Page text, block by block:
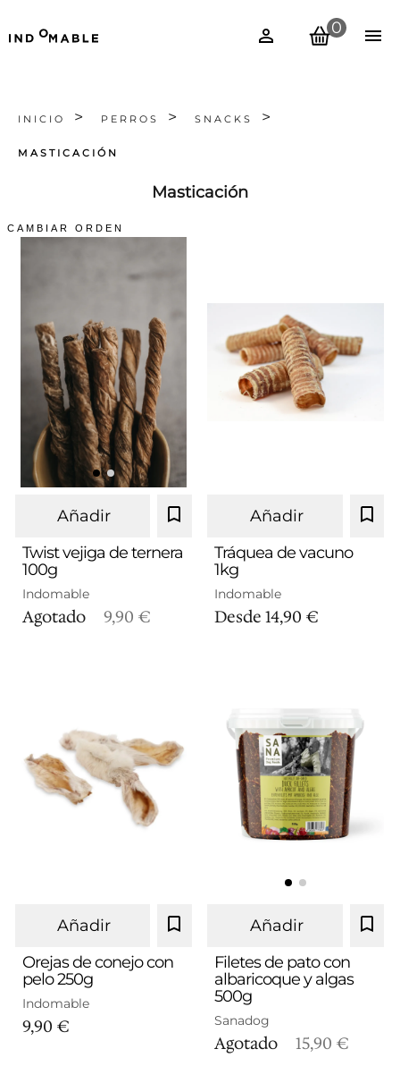
0
INICIO PERROS SNACKS
MASTICACIÓN
Masticación
Añadir
Twist vejiga de ternera
100g
Indomable
Agotado 9,90 €
Añadir
Tráquea de vacuno
1kg
Indomable
Desde14,90 €
Añadir
Orejas de conejo con
pelo 250g
Indomable
9,90 €
Añadir
Filetes de pato con
albaricoque y algas
500g
Sanadog
Agotado 15,90 €